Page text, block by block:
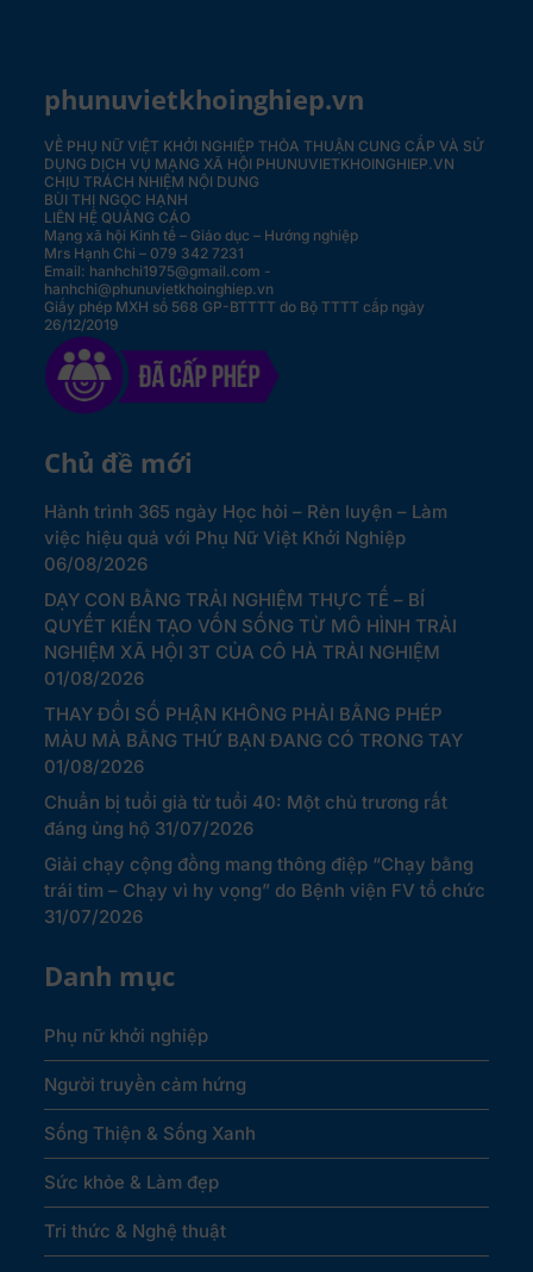
phunuvietkhoinghiep.vn
VỀ PHỤ NỮ VIỆT KHỞI NGHIỆPTHỎA THUẬN CUNG CẤP VÀ SỬ
DỤNG DỊCH VỤ MẠNG XÃ HỘI PHUNUVIETKHOINGHIEP.VN
CHỊU TRÁCH NHIỆM NỘI DUNG
BÙI THỊ NGỌC HẠNH
LIÊN HỆ QUẢNG CÁO
Mạng xã hội Kinh tế – Giáo dục – Hướng nghiệp
Mrs Hạnh Chi – 079 342 7231
Email: hanhchi1975@gmail.com -
hanhchi@phunuvietkhoinghiep.vn
Giấy phép MXH số 568 GP-BTTTT do Bộ TTTT cấp ngày
26/12/2019
Chủ đề mới
Hành trình 365 ngày Học hỏi – Rèn luyện – Làm
việc hiệu quả với Phụ Nữ Việt Khởi Nghiệp
06/08/2026
DẠY CON BẰNG TRẢI NGHIỆM THỰC TẾ – BÍ
QUYẾT KIẾN TẠO VỐN SỐNG TỪ MÔ HÌNH TRẢI
NGHIỆM XÃ HỘI 3T CỦA CÔ HÀ TRẢI NGHIỆM
01/08/2026
THAY ĐỔI SỐ PHẬN KHÔNG PHẢI BẰNG PHÉP
MÀU MÀ BẰNG THỨ BẠN ĐANG CÓ TRONG TAY
01/08/2026
Chuẩn bị tuổi già từ tuổi 40: Một chủ trương rất
đáng ủng hộ 31/07/2026
Giải chạy cộng đồng mang thông điệp “Chạy bằng
trái tim – Chạy vì hy vọng” do Bệnh viện FV tổ chức
31/07/2026
Danh mục
Phụ nữ khởi nghiệp
Người truyền cảm hứng
Sống Thiện & Sống Xanh
Sức khỏe & Làm đẹp
Tri thức & Nghệ thuật